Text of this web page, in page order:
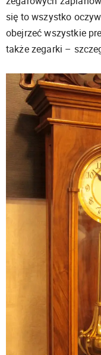
się to wszystko
obejrzeć wszystkie
także zegarki –